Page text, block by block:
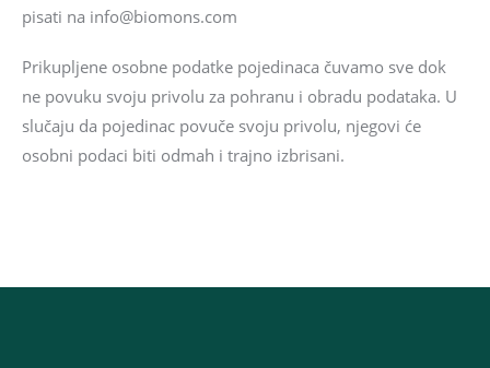
pisati na info@biomons.com
Prikupljene osobne podatke pojedinaca čuvamo sve dok
ne povuku svoju privolu za pohranu i obradu podataka. U
slučaju da pojedinac povuče svoju privolu, njegovi će
osobni podaci biti odmah i trajno izbrisani.